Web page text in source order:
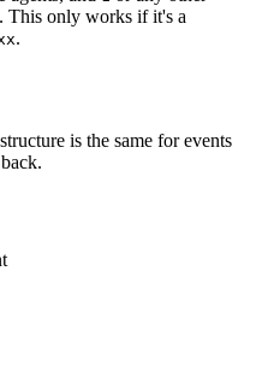
This only works if it's a
.
is the same for events